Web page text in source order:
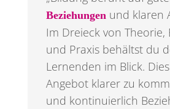
Beziehungenund klaren
Im Dreieck von Theorie,
und Praxis behältst du
Lernenden im Blick.
Angebot klarer zu
und kontinuierlich